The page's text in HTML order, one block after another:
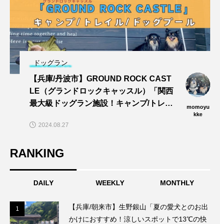
ドッグラン
【兵庫/丹波市】GROUND ROCK CAST
LE（グランドロックキャッスル）「関西
最大級ドッグラン施設！キャンプ/トレイ
う〜🎵」
momoyu
kke
2024.08.27
RANKING
DAILY WEEKLY MONTHLY
1
【兵庫/朝来市】生野銀山「夏の愛犬とのお出
かけにおすすめ！涼しいスポットで13℃の快